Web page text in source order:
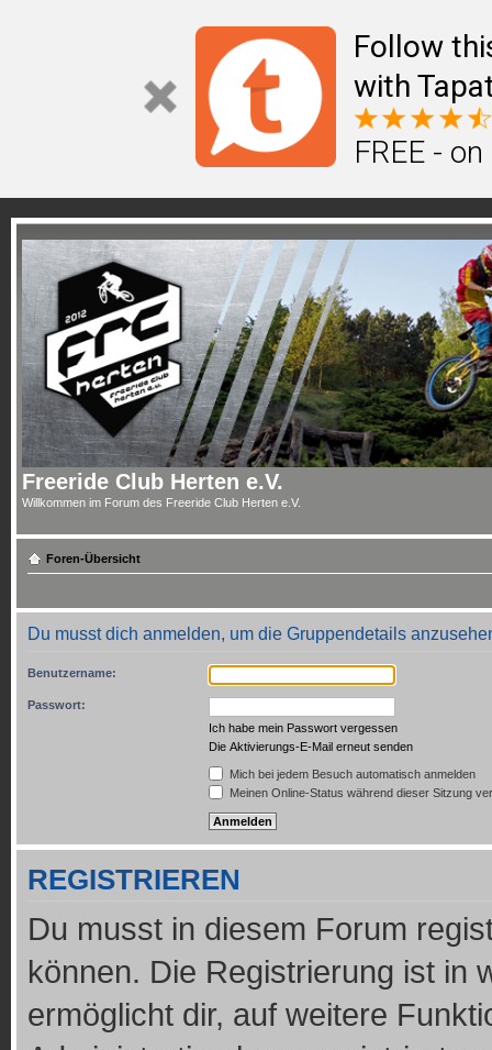
Follow
with
FREE -
Freeride Club Herten e.V.
Willkommen im Forum des Freeride Club Herten e.V.
Foren-Übersicht
Du musst dich anmelden, um die Gruppendetails
Benutzername:
Passwort:
Ich habe mein Passwort vergessen
Die Aktivierungs-E-Mail erneut senden
Mich bei jedem Besuch automatisch anmelden
Meinen Online-Status während dieser Sitzung
REGISTRIEREN
Du musst in diesem Forum
können. Die Registrierung ist in
ermöglicht dir, auf weitere